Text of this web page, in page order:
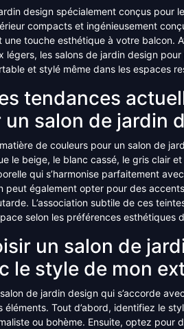
design spécialement conçus pour
compacts et ingénieusement
touche esthétique à votre balcon.
légers, les salons de jardin design
et stylé même dans les espaces
tendances
salon de jardin
de couleurs pour un salon de
le beige, le blanc cassé, le gris clair
qui s’harmonise parfaitement
peut également opter pour des
L’association subtile de ces
selon les préférences esthétiques
un salon de
le style de mon
de jardin design qui s’accorde
Tout d’abord, identifiez le
ou bohème. Ensuite, optez pour